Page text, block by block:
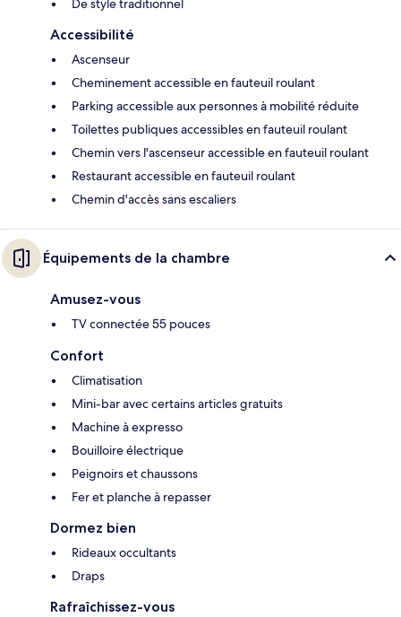
De style traditionnel
Accessibilité
Ascenseur
Cheminement accessible en fauteuil roulant
Parking accessible aux personnes à mobilité réduite
Toilettes publiques accessibles en fauteuil roulant
Chemin vers l'ascenseur accessible en fauteuil roulant
Restaurant accessible en fauteuil roulant
Chemin d'accès sans escaliers
Équipements de la chambre
Amusez-vous
TV connectée 55 pouces
Confort
Climatisation
Mini-bar avec certains articles gratuits
Machine à expresso
Bouilloire électrique
Peignoirs et chaussons
Fer et planche à repasser
Dormez bien
Rideaux occultants
Draps
Rafraîchissez-vous